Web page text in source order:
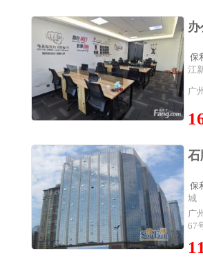
保
江
广
保
城
广
67